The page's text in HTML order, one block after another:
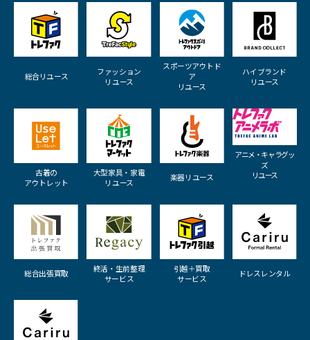
総合リユース
ファッション
リユース
スポーツアウトド
ア
リユース
ハイブランド
リユース
古着の
アウトレット
大型家具・家電
リユース
楽器リユース
アニメ・キャラグッ
ズ
リユース
総合出張買取
終活・生前整理
サービス
引越＋買取
サービス
ドレスレンタル